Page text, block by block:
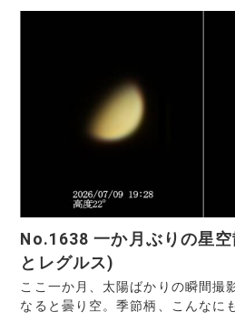
No.1638 一か月ぶりの星
とレグルス)
ここ一か月、太陽ばかりの瞬間撮
なると曇り空。季節柄、こんなに